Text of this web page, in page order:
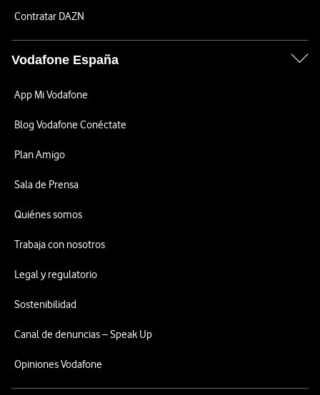
Contratar DAZN
Vodafone España
App Mi Vodafone
Blog Vodafone Conéctate
Plan Amigo
Sala de Prensa
Quiénes somos
Trabaja con nosotros
Legal y regulatorio
Sostenibilidad
Canal de denuncias – Speak Up
Opiniones Vodafone